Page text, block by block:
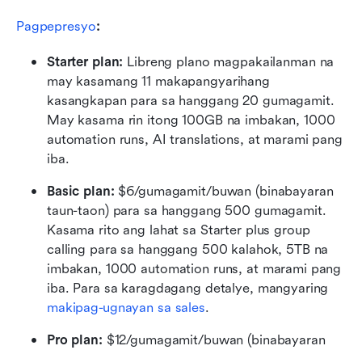
Pagpepresyo:
Starter plan: Libreng plano magpakailanman na
may kasamang 11 makapangyarihang
kasangkapan para sa hanggang 20 gumagamit.
May kasama rin itong 100GB na imbakan, 1000
automation runs, AI translations, at marami pang
iba.
Basic plan: $6/gumagamit/buwan (binabayaran
taun-taon) para sa hanggang 500 gumagamit.
Kasama rito ang lahat sa Starter plus group
calling para sa hanggang 500 kalahok, 5TB na
imbakan, 1000 automation runs, at marami pang
makipag-ugnayan sa sales.
Pro plan: $12/gumagamit/buwan (binabayaran